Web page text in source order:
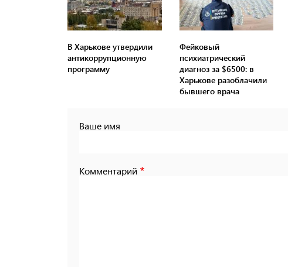
В Харькове утвердили
антикоррупционную
программу
Фейковый
психиатрический
диагноз за $6500: в
Харькове разоблачили
бывшего врача
Ваше имя
Комментарий